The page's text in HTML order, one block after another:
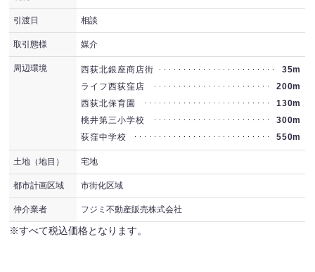
引渡日 相談
取引態様 媒介
周辺環境 西荻北銀座商店街
35m
ライフ西荻窪店
200m
西荻北保育園
130m
桃井第三小学校
300m
荻窪中学校
550m
土地（地目） 宅地
都市計画区域 市街化区域
仲介業者 フジミ不動産販売株式会社
※すべて税込価格となります。